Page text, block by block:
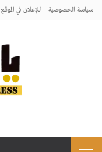
سياسة الخصوصية للإعلان في الموقع